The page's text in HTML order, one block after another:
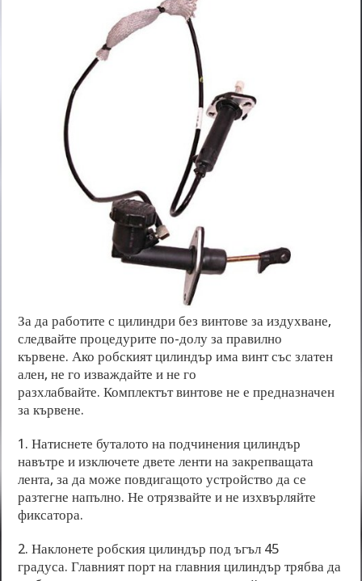
За да работите с цилиндри без винтове за издухване,
следвайте процедурите по-долу за правилно
кървене. Ако робският цилиндър има винт със златен
ален, не го изваждайте и не го
разхлабвайте. Комплектът винтове не е предназначен
за кървене.
1. Натиснете буталото на подчинения цилиндър
навътре и изключете двете ленти на закрепващата
лента, за да може повдигащото устройство да се
разтегне напълно. Не отрязвайте и не изхвърляйте
фиксатора.
2. Наклонете робския цилиндър под ъгъл 45
градуса. Главният порт на главния цилиндър трябва да